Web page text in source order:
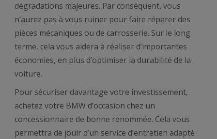
dégradations majeures. Par conséquent, vous
n’aurez pas à vous ruiner pour faire réparer des
pièces mécaniques ou de carrosserie. Sur le long
terme, cela vous aidera à réaliser d’importantes
économies, en plus d’optimiser la durabilité de la
voiture.
Pour sécuriser davantage votre investissement,
achetez votre BMW d’occasion chez un
concessionnaire de bonne renommée. Cela vous
permettra de jouir d’un service d’entretien adapté